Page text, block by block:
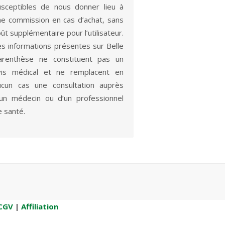
de nous donner lieu à
commission en cas d’achat, sans
supplémentaire pour l’utilisateur.
informations présentes sur Belle
ne constituent pas un
médical et ne remplacent en
cas une consultation auprès
médecin ou d’un professionnel
santé.
| Affiliation